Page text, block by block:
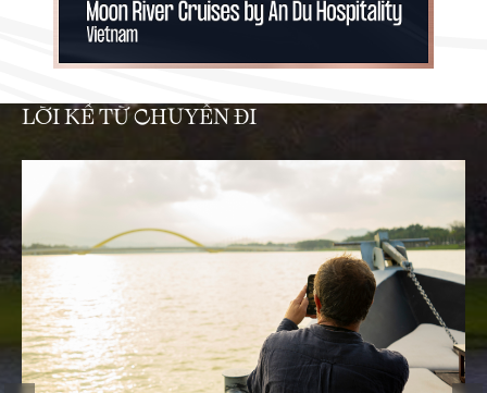
LỜI KỂ TỪ CHUYẾN ĐI